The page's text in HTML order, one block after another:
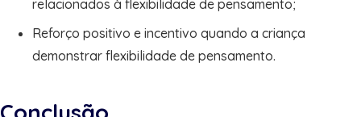
relacionados à flexibilidade de pensamento;
Reforço positivo e incentivo quando a criança
demonstrar flexibilidade de pensamento.